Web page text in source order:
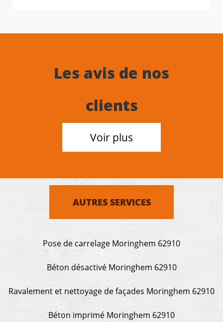
Les avis de nos
clients
Voir plus
AUTRES SERVICES
Pose de carrelage Moringhem 62910
Béton désactivé Moringhem 62910
Ravalement et nettoyage de façades Moringhem 62910
Béton imprimé Moringhem 62910